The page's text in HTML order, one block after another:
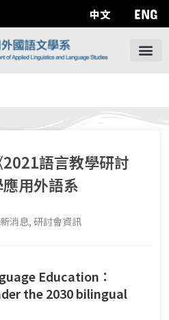
中文 ENG
2021語言教學研討
用外語系
消息, 研討會資訊
Education：
the 2030 bilingual